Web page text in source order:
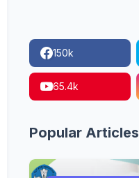
150k
65.4k
Popular Articles